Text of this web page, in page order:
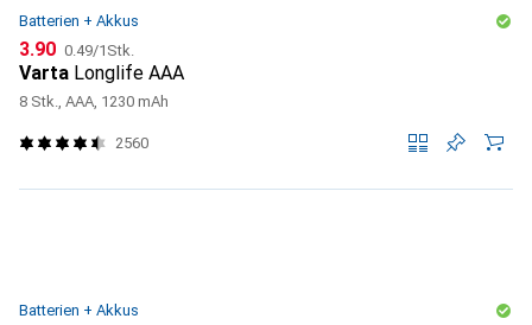
Batterien + Akkus
CHF
3.90 CHF
0.49/1Stk.
Varta Longlife AAA
8 Stk., AAA, 1230 mAh
2560
Batterien + Akkus